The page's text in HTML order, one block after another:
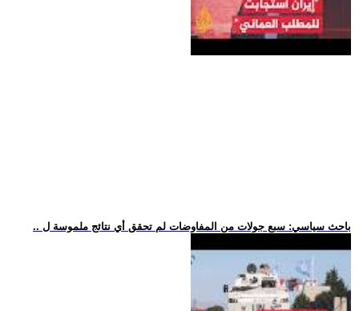
.. باحث سياسي: سبع جولات من المفاوضات لم تحقق أي نتائج ملموسة ل